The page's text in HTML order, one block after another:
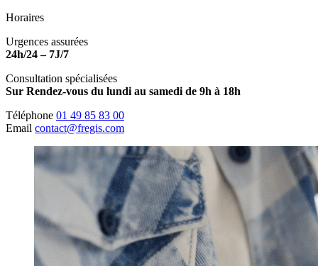
Horaires
Urgences assurées
24h/24 – 7J/7
Consultation spécialisées
Sur Rendez-vous du lundi au samedi de 9h à 18h
Téléphone 01 49 85 83 00
Email contact@fregis.com